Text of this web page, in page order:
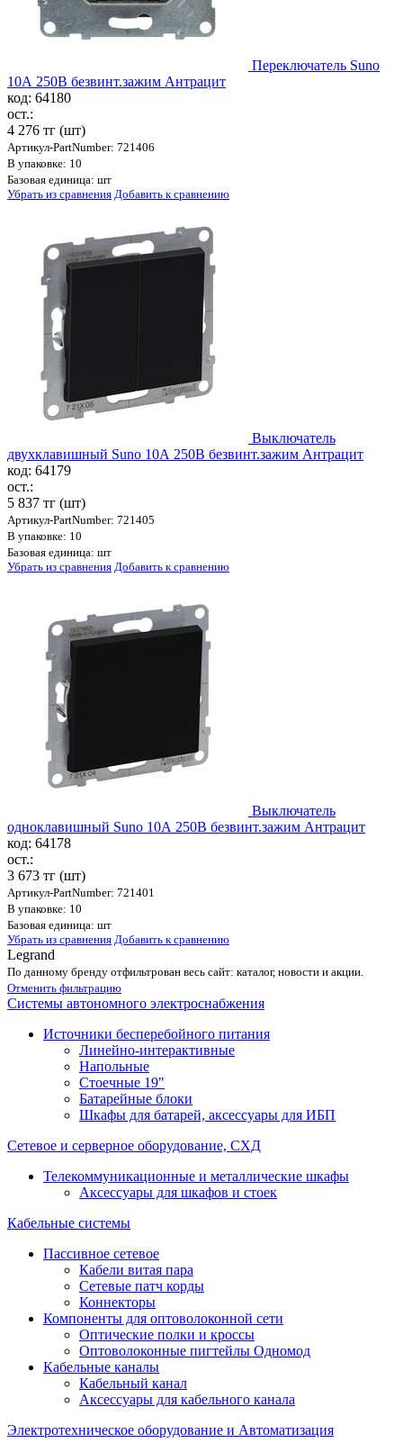
Переключатель Suno
10А 250В безвинт.зажим Антрацит
код: 64180
ост.:
4 276 тг (шт)
Артикул-PartNumber: 721406
В упаковке: 10
Базовая единица: шт
Убрать из сравнения Добавить к сравнению
Выключатель
двухклавишный Suno 10А 250В безвинт.зажим Антрацит
код: 64179
ост.:
5 837 тг (шт)
Артикул-PartNumber: 721405
В упаковке: 10
Базовая единица: шт
Убрать из сравнения Добавить к сравнению
Выключатель
одноклавишный Suno 10А 250В безвинт.зажим Антрацит
код: 64178
ост.:
3 673 тг (шт)
Артикул-PartNumber: 721401
В упаковке: 10
Базовая единица: шт
Убрать из сравнения Добавить к сравнению
Legrand
По данному бренду отфильтрован весь сайт: каталог, новости и акции.
Отменить фильтрацию
Системы автономного электроснабжения
Источники бесперебойного питания
Линейно-интерактивные
Напольные
Стоечные 19"
Батарейные блоки
Шкафы для батарей, аксессуары для ИБП
Сетевое и серверное оборудование, СХД
Телекоммуникационные и металлические шкафы
Аксессуары для шкафов и стоек
Кабельные системы
Пассивное сетевое
Кабели витая пара
Сетевые патч корды
Коннекторы
Компоненты для оптоволоконной сети
Оптические полки и кроссы
Оптоволоконные пигтейлы Одномод
Кабельные каналы
Кабельный канал
Аксессуары для кабельного канала
Электротехническое оборудование и Автоматизация